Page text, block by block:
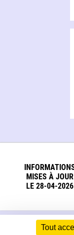
Tout
MISES À JOUR
LE 28-04-2026